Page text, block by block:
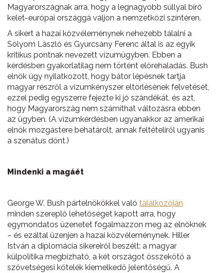
Magyarországnak arra, hogy a legnagyobb súllyal bíró
kelet-európai országgá váljon a nemzetközi színtéren.
A sikert a hazai közvéleménynek nehezebb tálalni a
Sólyom László és Gyurcsány Ferenc által is az egyik
kritikus pontnak nevezett vízumügyben. Ebben a
kérdésben gyakorlatilag nem történt előrehaladás. Bush
elnök úgy nyilatkozott, hogy bátor lépésnek tartja
magyar részről a vízumkényszer eltörlésének felvetését,
ezzel pedig egyszerre fejezte ki jó szándékát, és azt,
hogy Magyarország nem számíthat változásra ebben
az ügyben. (A vízumkérdésben ugyanakkor az amerikai
elnök mozgástere behatárolt, annak feltételiről ugyanis
a szenátus dönt.)
Mindenki a magáét
George W. Bush pártelnökökkel való találkozóján
minden szereplő lehetőséget kapott arra, hogy
egymondatos üzenetet fogalmazzon meg az elnöknek
– és ezáltal üzenjen a hazai közvéleménynek. Hiller
István a diplomácia sikereiről beszélt: a magyar
külpolitika megbízható, a két országot összekötő a
szövetségesi kötelék kiemelkedő jelentőségű. A